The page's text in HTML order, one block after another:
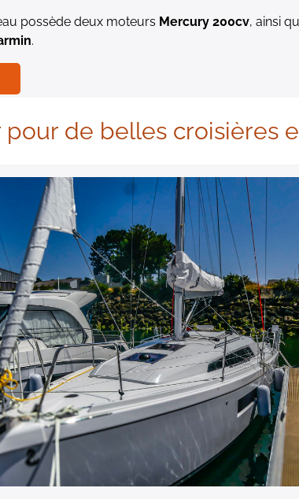
possède deux moteurs Mercury 200cv, ainsi
.
pour de belles croisières